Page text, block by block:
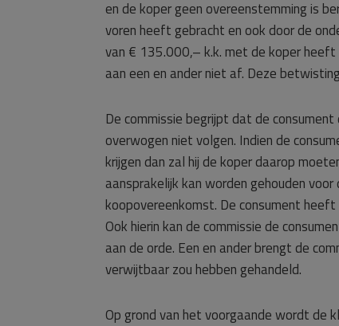
en de koper geen overeenstemming is
voren heeft gebracht en ook door de
van € 135.000,– k.k. met de koper
aan een en ander niet af. Deze
De commissie begrijpt dat de
overwogen niet volgen. Indien de
krijgen dan zal hij de koper daarop
aansprakelijk kan worden gehouden
koopovereenkomst. De consument
Ook hierin kan de commissie de
aan de orde. Een en ander brengt de
verwijtbaar zou hebben gehandeld.
Op grond van het voorgaande wordt de